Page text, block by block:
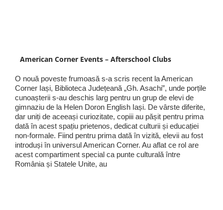
American Corner Events – Afterschool Clubs
O nouă poveste frumoasă s-a scris recent la American
Corner Iași, Biblioteca Județeană „Gh. Asachi”, unde porțile
cunoașterii s-au deschis larg pentru un grup de elevi de
gimnaziu de la Helen Doron English Iași. De vârste diferite,
dar uniți de aceeași curiozitate, copiii au pășit pentru prima
dată în acest spațiu prietenos, dedicat culturii și educației
non-formale. Fiind pentru prima dată în vizită, elevii au fost
introduși în universul American Corner. Au aflat ce rol are
acest compartiment special ca punte culturală între
România și Statele Unite, au